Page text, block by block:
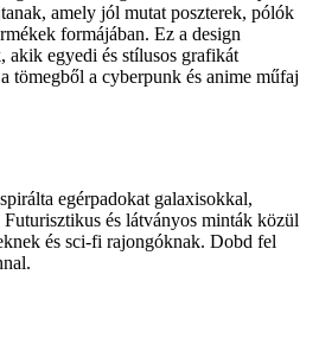
amely jól mutat poszterek, pólók
formájában. Ez a design
akik egyedi és stílusos grafikát
tömegből a cyberpunk és anime műfaj
egérpadokat galaxisokkal,
és látványos minták közül
és sci-fi rajongóknak. Dobd fel